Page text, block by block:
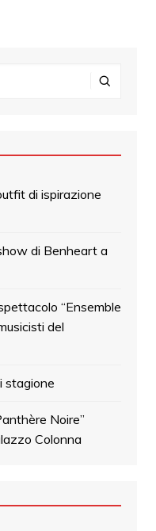
di ispirazione
di Benheart a
“Ensemble
del
stagione
Noire”
Colonna